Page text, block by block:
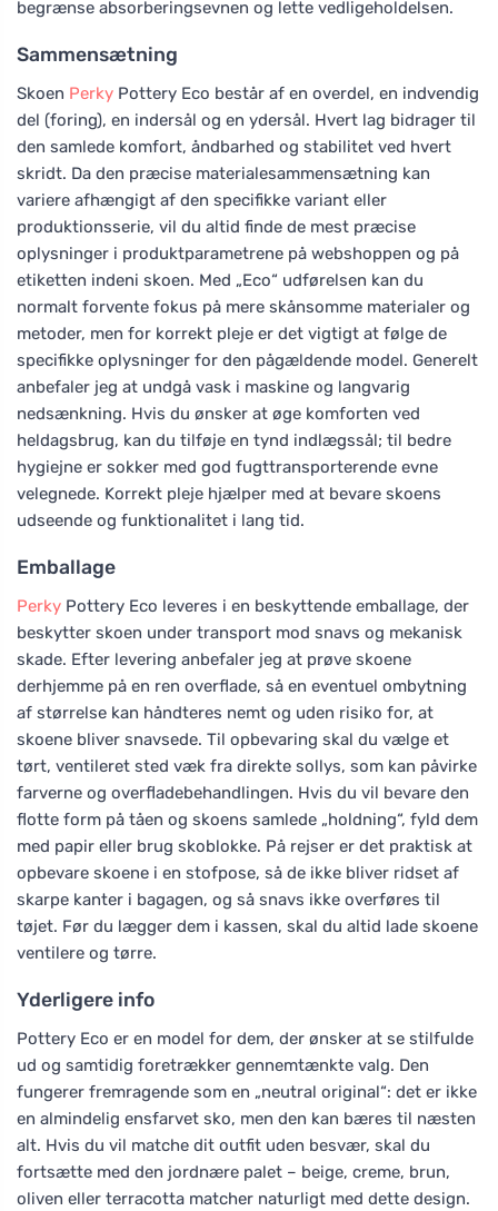
begrænse absorberingsevnen og lette vedligeholdelsen.
Sammensætning
Skoen Perky Pottery Eco består af en overdel, en indvendig
del (foring), en indersål og en ydersål. Hvert lag bidrager til
den samlede komfort, åndbarhed og stabilitet ved hvert
skridt. Da den præcise materialesammensætning kan
variere afhængigt af den specifikke variant eller
produktionsserie, vil du altid finde de mest præcise
oplysninger i produktparametrene på webshoppen og på
etiketten indeni skoen. Med „Eco“ udførelsen kan du
normalt forvente fokus på mere skånsomme materialer og
metoder, men for korrekt pleje er det vigtigt at følge de
specifikke oplysninger for den pågældende model. Generelt
anbefaler jeg at undgå vask i maskine og langvarig
nedsænkning. Hvis du ønsker at øge komforten ved
heldagsbrug, kan du tilføje en tynd indlægssål; til bedre
hygiejne er sokker med god fugttransporterende evne
velegnede. Korrekt pleje hjælper med at bevare skoens
udseende og funktionalitet i lang tid.
Emballage
Perky Pottery Eco leveres i en beskyttende emballage, der
beskytter skoen under transport mod snavs og mekanisk
skade. Efter levering anbefaler jeg at prøve skoene
derhjemme på en ren overflade, så en eventuel ombytning
af størrelse kan håndteres nemt og uden risiko for, at
skoene bliver snavsede. Til opbevaring skal du vælge et
tørt, ventileret sted væk fra direkte sollys, som kan påvirke
farverne og overfladebehandlingen. Hvis du vil bevare den
flotte form på tåen og skoens samlede „holdning“, fyld dem
med papir eller brug skoblokke. På rejser er det praktisk at
opbevare skoene i en stofpose, så de ikke bliver ridset af
skarpe kanter i bagagen, og så snavs ikke overføres til
tøjet. Før du lægger dem i kassen, skal du altid lade skoene
ventilere og tørre.
Yderligere info
Pottery Eco er en model for dem, der ønsker at se stilfulde
ud og samtidig foretrækker gennemtænkte valg. Den
fungerer fremragende som en „neutral original“: det er ikke
en almindelig ensfarvet sko, men den kan bæres til næsten
alt. Hvis du vil matche dit outfit uden besvær, skal du
fortsætte med den jordnære palet – beige, creme, brun,
oliven eller terracotta matcher naturligt med dette design.